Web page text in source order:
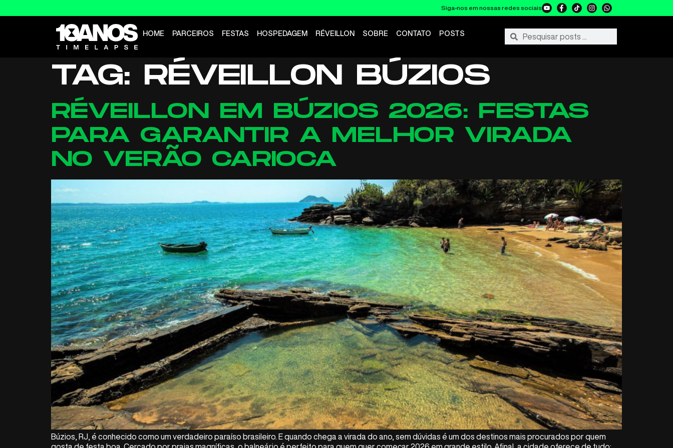
Siga-nos em nossas redes sociais
HOME PARCEIROS FESTAS HOSPEDAGEM RÉVEILLON SOBRE CONTATO POSTS
TAG: RÉVEILLON BÚZIOS
RÉVEILLON EM BÚZIOS 2026: FESTAS
PARA GARANTIR A MELHOR VIRADA
NO VERÃO CARIOCA
Búzios, RJ, é conhecido como um verdadeiro paraíso brasileiro. E quando chega a virada do ano, sem dúvidas é um dos destinos mais procurados por quem
gosta de festa boa. Cercado por praias magníficas, o balneário é perfeito para quem quer começar 2026 em grande estilo. Afinal, a cidade oferece de tudo: